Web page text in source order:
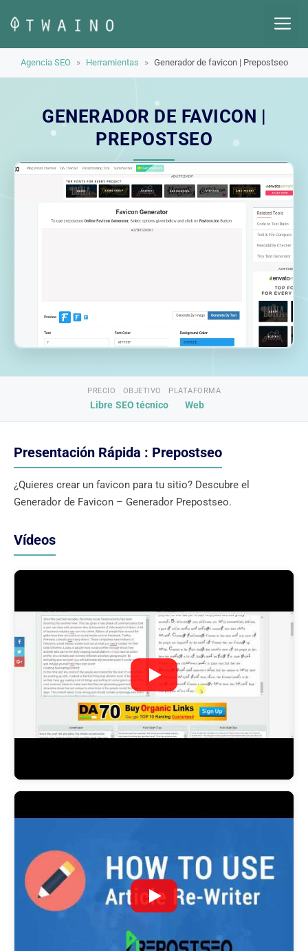
contenido
Agencia SEO » Herramientas » Generador de favicon | Prepostseo
GENERADOR DE FAVICON |
PREPOSTSEO
PRECIO
Libre
OBJETIVO
SEO técnico
PLATAFORMA
Web
Presentación Rápida : Prepostseo
¿Quieres crear un favicon para tu sitio? Descubre el
Generador de Favicon – Generador Prepostseo.
Vídeos